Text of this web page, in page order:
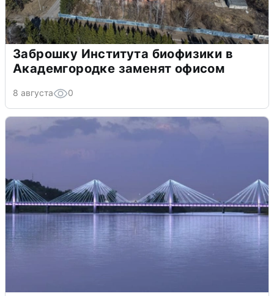
Заброшку Института биофизики в
Академгородке заменят офисом
8 августа 0